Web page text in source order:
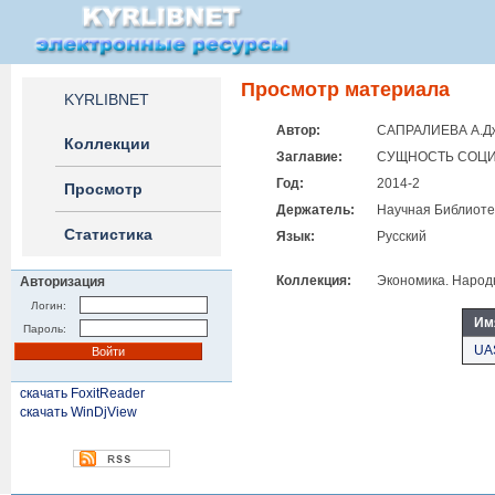
KYRLIBNET
Коллекции
Просмотр
Статистика
Авторизация
Логин:
Пароль:
скачать FoxitReader
скачать WinDjView
Просмотр материала
Автор:
САПРАЛИЕВА
Заглавие:
СУЩНОСТЬ
Год:
2014-2
Держатель:
Научная
Язык:
Русский
Коллекция: Экономика.